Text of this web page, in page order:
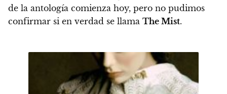
de la antología comienza hoy, pero no pudimos
confirmar si en verdad se llama The Mist.